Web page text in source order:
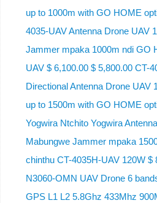
up to 1000m with GO HOME
4035-UAV Antenna Drone UAV
Jammer mpaka 1000m ndi GO
UAV $ 6,100.00 $ 5,800.00 CT-
Directional Antenna Drone UAV
up to 1500m with GO HOME
Yogwira Ntchito Yogwira
Mabungwe Jammer mpaka
chinthu CT-4035H-UAV 120W $
N3060-OMN UAV Drone 6
GPS L1 L2 5.8Ghz 433Mhz